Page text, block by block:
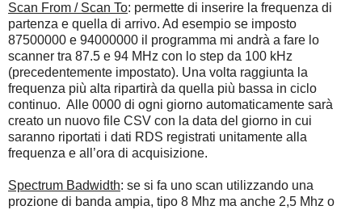
Scan From / Scan To: permette di inserire la frequenza di
partenza e quella di arrivo. Ad esempio se imposto
87500000 e 94000000 il programma mi andrà a fare lo
scanner tra 87.5 e 94 MHz con lo step da 100 kHz
(precedentemente impostato). Una volta raggiunta la
frequenza più alta ripartirà da quella più bassa in ciclo
continuo. Alle 0000 di ogni giorno automaticamente sarà
creato un nuovo file CSV con la data del giorno in cui
saranno riportati i dati RDS registrati unitamente alla
frequenza e all’ora di acquisizione.
Spectrum Badwidth: se si fa uno scan utilizzando una
prozione di banda ampia, tipo 8 Mhz ma anche 2,5 Mhz o